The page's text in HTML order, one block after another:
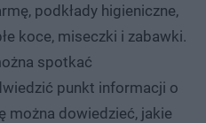
podkłady higieniczne,
koce, miseczki i zabawki.
spotkać
punkt informacji o
można dowiedzieć, jakie